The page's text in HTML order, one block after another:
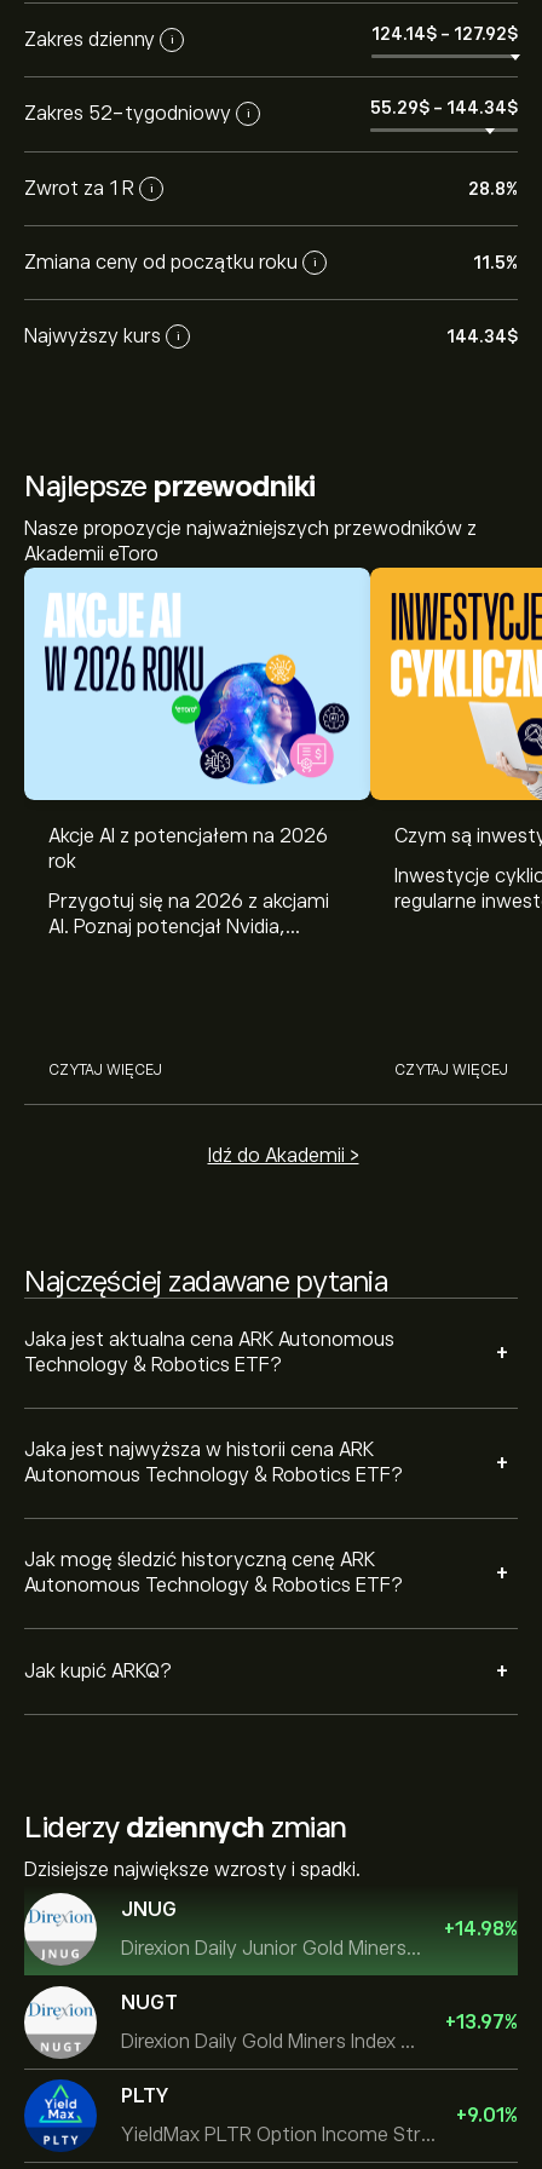
Zakres dzienny i 124.14‎$‎ - 127.92‎$‎
Zakres 52-tygodniowy i 55.29‎$‎ - 144.34‎$‎
Zwrot za 1 R i 28.8%
Zmiana ceny od początku roku i 11.5%
Najwyższy kurs i 144.34‎$‎
Najlepsze przewodniki
Nasze propozycje najważniejszych przewodników z
Akademii eToro
Akcje AI z potencjałem na 2026
rok
Przygotuj się na 2026 z akcjami
AI. Poznaj potencjał Nvidia,
CZYTAJ WIĘCEJ
Czym są
Inwestycje
regularne
CZYTAJ WIĘCEJ
Idź do Akademii >
Najczęściej zadawane pytania
Jaka jest aktualna cena ARK Autonomous
Technology & Robotics ETF?
+
Obecna cena ARKQ wynosi 127.85‎$‎
Jaka jest najwyższa w historii cena ARK
Autonomous Technology & Robotics ETF?
+
Jak mogę śledzić historyczną cenę ARK
Autonomous Technology & Robotics ETF?
+
Wybierz przedział czasowy „1D” lub „1T” na wykresie
Robotics ETF. Cena ARK Autonomous Technology &
Robotics ETF wahała się w przedziale 28.81‎$‎ w ciągu
Jak kupić ARKQ? +
Aby kupić ARKQ, odwiedź stronę „ARK Autonomous
również złożyć zlecenie kupna ARKQ po określonej
cenie w przyszłości.
Liderzy dziennych zmian
Dzisiejsze największe wzrosty i spadki.
JNUG
Direxion Daily Junior Gold Miners Index Bull 2X ETF
+14.98%
NUGT
Direxion Daily Gold Miners Index Bull 2X ETF
+13.97%
PLTY
YieldMax PLTR Option Income Strategy ETF
+9.01%